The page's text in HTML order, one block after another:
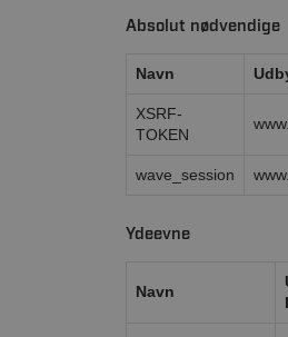
Absolut nødvendige
Navn
XSRF-
TOKEN
wave_session
Ydeevne
Navn